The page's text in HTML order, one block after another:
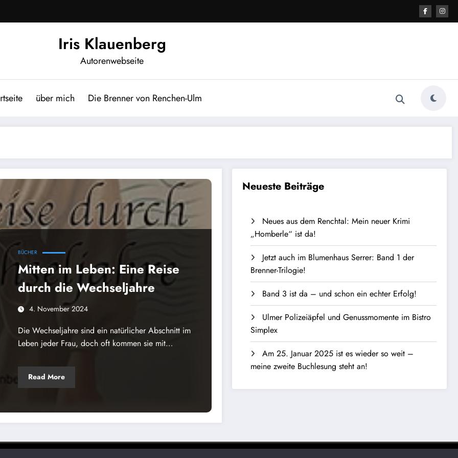
Iris Klauenberg
Autorenwebseite
über mich Die Brenner von Renchen-Ulm
BÜCHER
Mitten im Leben: Eine Reise
durch die Wechseljahre
4. November 2024
Die Wechseljahre sind ein natürlicher Abschnitt im
Leben jeder Frau, doch oft kommen sie mit…
Read More
Neueste Beiträge
Neues aus dem Renchtal: Mein neuer Krimi
„Homberle“ ist da!
Jetzt auch im Blumenhaus Serrer: Band 1 der
Brenner-Trilogie!
Band 3 ist da – und schon ein echter Erfolg!
Ulmer Polizeiäpfel und Genussmomente im Bistro
Simplex
Am 25. Januar 2025 ist es wieder so weit –
meine zweite Buchlesung steht an!